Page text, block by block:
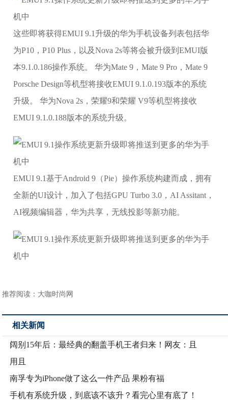
这些即将获得EMUI 9.1升级的华为手机设备列表包括华
为P10，P10 Plus，以及Nova 2s等将会被升级到EMUI版
本9.1.0.186操作系统。 华为Mate 9，Mate 9 Pro，Mate 9
Porsche Design等机型将接收EMUI 9.1.0.193版本的系统
升级。 华为Nova 2s，荣耀9和荣耀 V9等机型将接收
EMUI 9.1.0.188版本的系统升级。
EMUI 9.1基于Android 9（Pie）操作系统构建而成，拥有
全新的UI设计，加入了包括GPU Turbo 3.0，AI Assitant，
AI视频编辑器，华为共享，无线投影等新功能。
推荐阅读： 大咖时尚网
相关新闻
阔别15年后：最经典的翻盖手机王者归来！网友：且
用且
南孚专为iPhone做了这么一件产品 果粉有福
手机有系统升级，到底该不该升？看完心里有底了！